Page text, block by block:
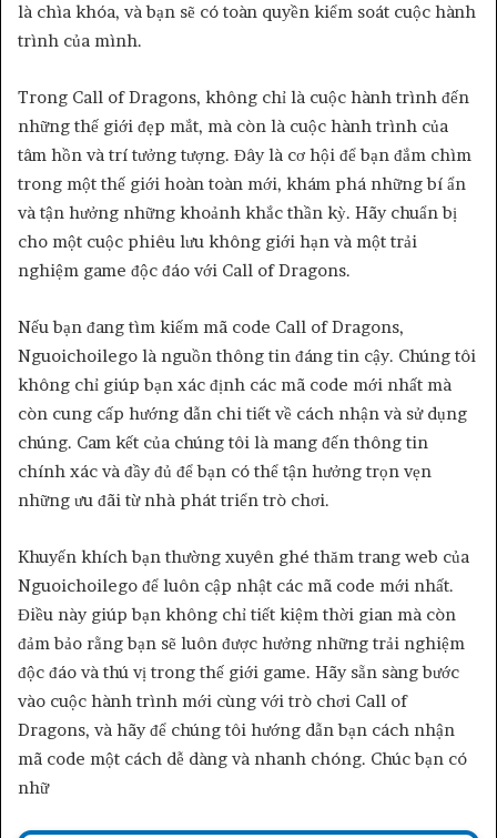
là chìa khóa, và bạn sẽ có toàn quyền kiểm soát cuộc hành
trình của mình.
Trong Call of Dragons, không chỉ là cuộc hành trình đến
những thế giới đẹp mắt, mà còn là cuộc hành trình của
tâm hồn và trí tưởng tượng. Đây là cơ hội để bạn đắm chìm
trong một thế giới hoàn toàn mới, khám phá những bí ẩn
và tận hưởng những khoảnh khắc thần kỳ. Hãy chuẩn bị
cho một cuộc phiêu lưu không giới hạn và một trải
nghiệm game độc đáo với Call of Dragons.
Nếu bạn đang tìm kiếm mã code Call of Dragons,
Nguoichoilego là nguồn thông tin đáng tin cậy. Chúng tôi
không chỉ giúp bạn xác định các mã code mới nhất mà
còn cung cấp hướng dẫn chi tiết về cách nhận và sử dụng
chúng. Cam kết của chúng tôi là mang đến thông tin
chính xác và đầy đủ để bạn có thể tận hưởng trọn vẹn
những ưu đãi từ nhà phát triển trò chơi.
Khuyến khích bạn thường xuyên ghé thăm trang web của
Nguoichoilego để luôn cập nhật các mã code mới nhất.
Điều này giúp bạn không chỉ tiết kiệm thời gian mà còn
đảm bảo rằng bạn sẽ luôn được hưởng những trải nghiệm
độc đáo và thú vị trong thế giới game. Hãy sẵn sàng bước
vào cuộc hành trình mới cùng với trò chơi Call of
Dragons, và hãy để chúng tôi hướng dẫn bạn cách nhận
mã code một cách dễ dàng và nhanh chóng. Chúc bạn có
nhữ